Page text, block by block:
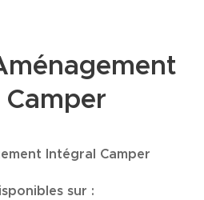
Intégral Camper
sur :